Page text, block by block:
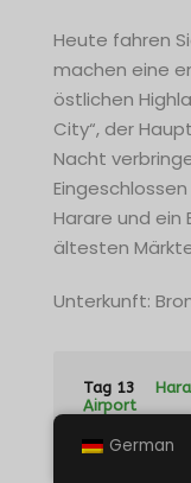
Heute fahren
machen eine
östlichen
City“, der
Nacht
Harare und ein
ältesten
Unterkunft:
Tag 13
Airport
German